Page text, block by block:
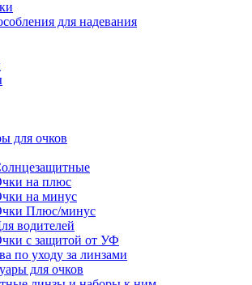
для надевания
для очков
на плюс
на минус
Плюс/минус
водителей
с защитой от УФ
по уходу за линзами
для очков